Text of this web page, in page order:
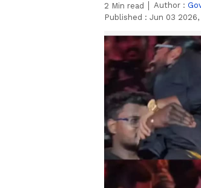
2 Min read Author :
Published : Jun 03